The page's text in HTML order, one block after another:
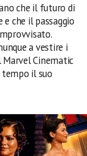
che il futuro di
che il passaggio
a vestire i
Cinematic
tempo il suo